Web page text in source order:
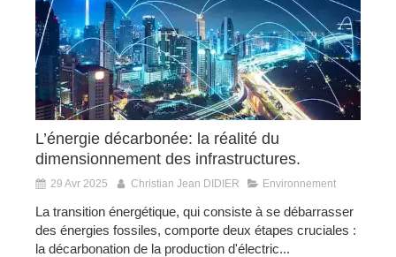
L’énergie décarbonée: la réalité du
dimensionnement des infrastructures.
29 Avr 2025 Christian Jean DIDIER Environnement
La transition énergétique, qui consiste à se débarrasser
des énergies fossiles, comporte deux étapes cruciales :
la décarbonation de la production d'électric...